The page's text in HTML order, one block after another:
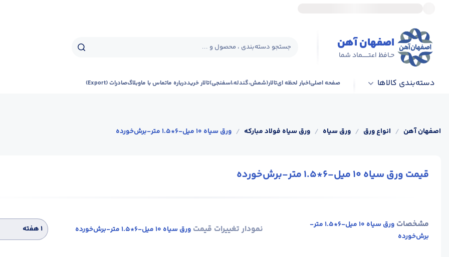
اصفهان آهن
حـافظ اعتــــــماد شما
جستجو دسته‌بندی ، محصول و ...
دسته‌بندی کالاها صفحه اصلیاخبار لحظه ایتالار(شمش،گندله،اسفنجی)تالار خریددرباره ماتماس با ماوبلاگصادرات (Export)
اصفهان آهن / انواع ورق / ورق سیاه / ورق سیاه فولاد مبارکه / ورق سیاه 10 میل-6*1.5 متر-برش‌خورده
قیمت ورق سیاه 10 میل-6*1.5 متر-برش‌خورده
مشخصات
ورق سیاه 10 میل-6*1.5 متر-
برش‌خورده
نمودار تغییرات قیمت ورق سیاه 10 میل-6*1.5 متر-برش‌خورده ۱ هفته